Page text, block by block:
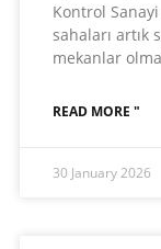
Kontrol
sahaları artık
mekanlar
READ MORE "
30 January 2026